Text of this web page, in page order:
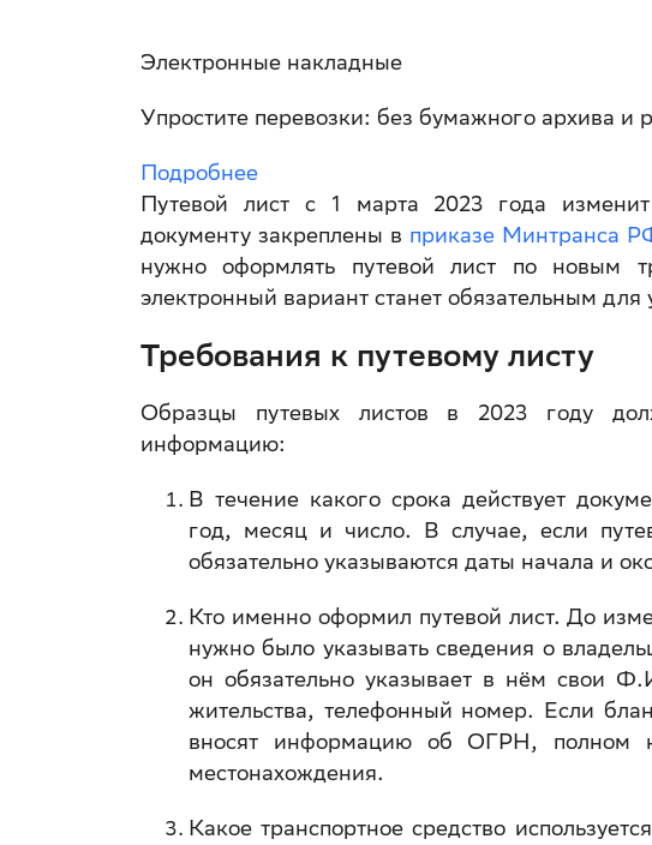
Электронные накладные
Упростите перевозки: без бумажного архива и
Подробнее
Путевой лист с 1 марта 2023 года
документу закреплены в приказе Минтранса
нужно оформлять путевой лист по новым
электронный вариант станет обязательным для
Требования к путевому листу
Образцы путевых листов в 2023 году
информацию:
В течение какого срока действует
год, месяц и число. В случае, если
обязательно указываются даты начала и
Кто именно оформил путевой лист. До
нужно было указывать сведения о
он обязательно указывает в нём свои
жительства, телефонный номер. Если
вносят информацию об ОГРН, полном
местонахождения.
Какое транспортное средство